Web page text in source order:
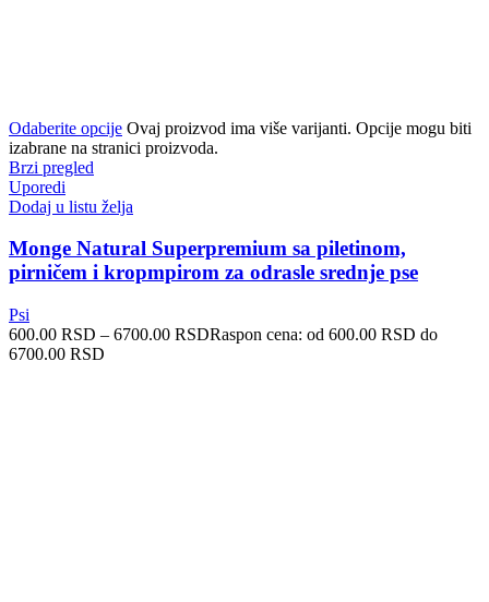
Odaberite opcije Ovaj proizvod ima više varijanti. Opcije mogu biti
izabrane na stranici proizvoda.
Brzi pregled
Uporedi
Dodaj u listu želja
Monge Natural Superpremium sa piletinom,
pirničem i kropmpirom za odrasle srednje pse
Psi
600.00 RSD – 6700.00 RSDRaspon cena: od 600.00 RSD do
6700.00 RSD